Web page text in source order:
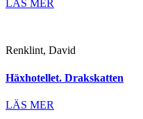
LÄS MER
Renklint, David
Häxhotellet. Drakskatten
LÄS MER